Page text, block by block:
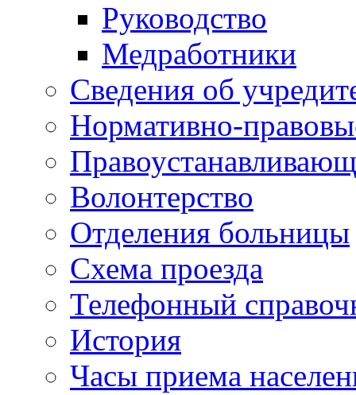
Руководство
Медработники
Сведения об
Нормативно-
Волонтерство
Отделения больницы
Схема проезда
Телефонный
История
Часы приема